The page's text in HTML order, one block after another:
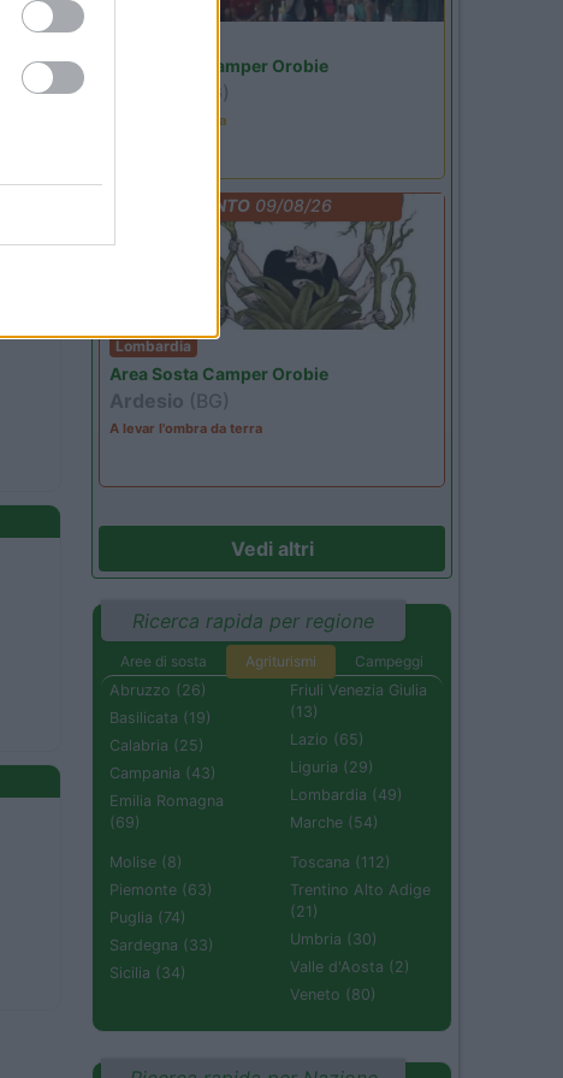
Area Sosta Camper Orobie
(BG)
Ardesio in scatola
EVENTO09/08/26
Lombardia
Area Sosta Camper Orobie
Ardesio (BG)
A levar l'ombra da terra
Vedi altri
Ricerca rapida per regione
Aree di sosta Agriturismi
Campeggi
Abruzzo (26)
Basilicata (19)
Calabria (25)
Campania (43)
Emilia Romagna
(69)
Friuli Venezia Giulia
(13)
Lazio (65)
Liguria (29)
Lombardia (49)
Marche (54)
Molise (8)
Piemonte (63)
Puglia (74)
Sardegna (33)
Sicilia (34)
Toscana (112)
Trentino Alto Adige
(21)
Umbria (30)
Valle d'Aosta (2)
Veneto (80)